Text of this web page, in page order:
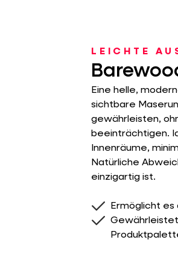
LEICHTE
Eine helle,
sichtbare
gewährleisten,
beeinträchtigen.
Innenräume,
Natürliche
einzigartig ist.
Ermöglicht